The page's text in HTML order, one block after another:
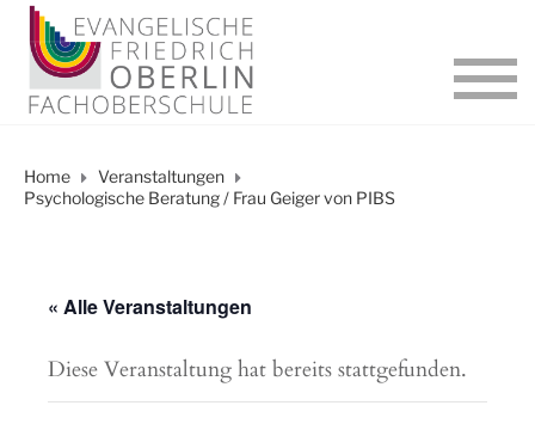
Home
Veranstaltungen
Psychologische Beratung / Frau Geiger von PIBS
« Alle Veranstaltungen
Diese Veranstaltung hat bereits stattgefunden.